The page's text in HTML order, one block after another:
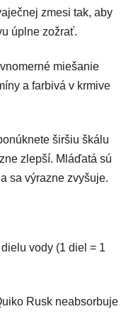
zmesi tak, aby
úplne zožrať.
miešanie
a farbivá v krmive
širšiu škálu
zlepší. Mláďatá sú
sa výrazne zvyšuje.
vody (1 diel = 1
Rusk neabsorbuje